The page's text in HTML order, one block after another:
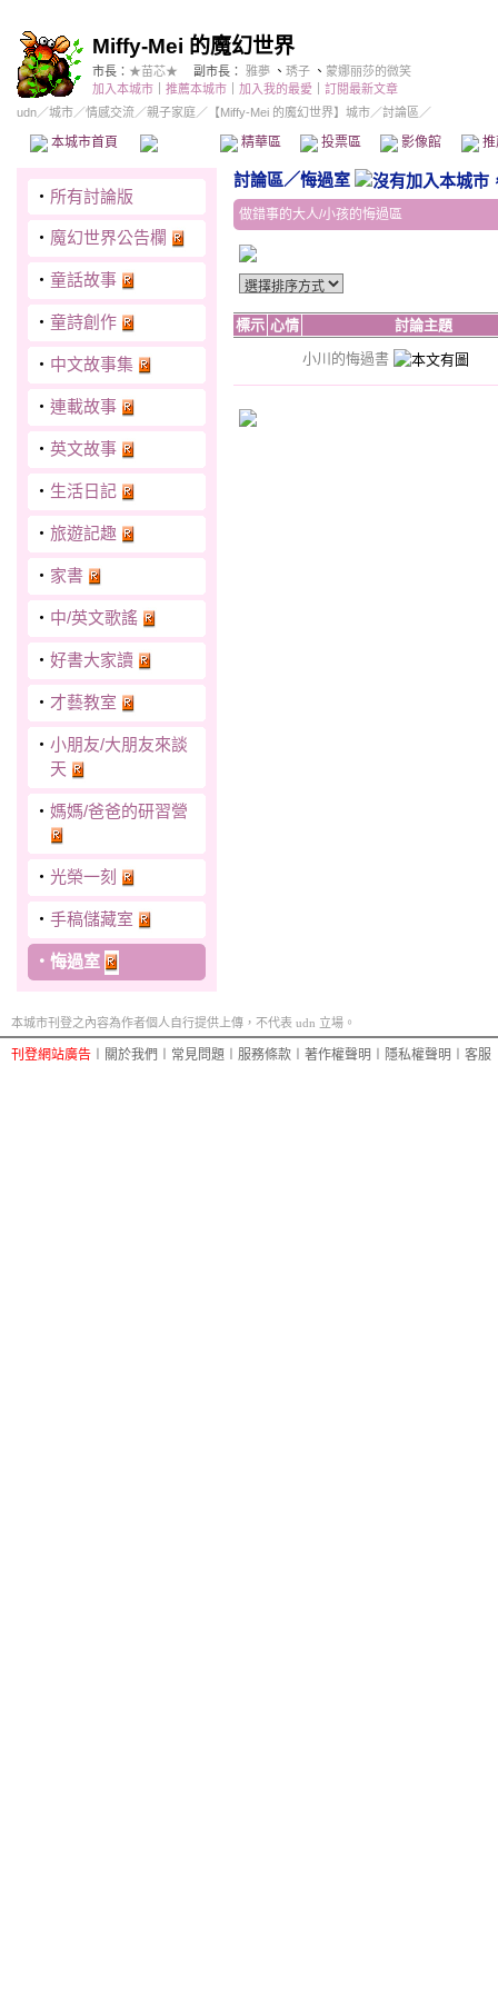
Miffy-Mei 的魔幻世界
市長： ★苗芯★ 副市長： 雅夢 、 琇子 、 蒙娜丽莎的微笑
加入本城市
推薦本城市 加入我的最愛
訂閱最新文章
udn／城市／情感交流／親子家庭／ 【Miffy-Mei 的魔幻世界】城市／討論區／
本城市首頁 精華區 投票區 影像館
‧ 所有討論版
‧ 魔幻世界公告欄
‧ 童話故事
‧ 童詩創作
‧ 中文故事集
‧ 連載故事
‧ 英文故事
‧ 生活日記
‧ 旅遊記趣
‧ 家書
‧ 中/英文歌謠
‧ 好書大家讀
‧ 才藝教室
‧ 小朋友/大朋友來談
天
‧ 媽媽/爸爸的研習營
‧ 光榮一刻
‧ 手稿儲藏室
‧ 悔過室
討論區／悔過室
做錯事的大人/小孩的悔過區
標示 心情
討論主題
小川的悔過書
本城市刊登之內容為作者個人自行提供上傳，不代表 udn 立場。
刊登網站廣告 關於我們 常見問題 服務條款 著作權聲明 隱私權聲明 客服